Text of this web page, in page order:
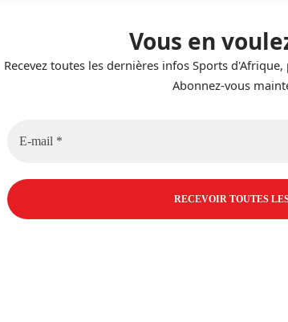
Vous en
Recevez toutes les dernières infos Sports
Abonnez-vous